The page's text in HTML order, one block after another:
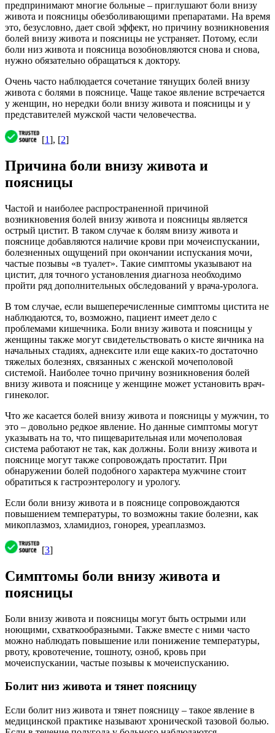
предпринимают многие больные – приглушают боли внизу
живота и поясницы обезболивающими препаратами. На время
это, безусловно, дает свой эффект, но причину возникновения
болей внизу живота и поясницы не устраняет. Потому, если
боли низ живота и поясница возобновляются снова и снова,
нужно обязательно обращаться к доктору.
Очень часто наблюдается сочетание тянущих болей внизу
живота с болями в пояснице. Чаще такое явление встречается
у женщин, но нередки боли внизу живота и поясницы и у
представителей мужской части человечества.
[1], [2]
Причина боли внизу живота и
поясницы
Частой и наиболее распространенной причиной
возникновения болей внизу живота и поясницы является
острый цистит. В таком случае к болям внизу живота и
пояснице добавляются наличие крови при мочеиспускании,
болезненных ощущений при окончании испускания мочи,
частые позывы «в туалет». Такие симптомы указывают на
цистит, для точного установления диагноза необходимо
пройти ряд дополнительных обследований у врача-уролога.
В том случае, если вышеперечисленные симптомы цистита не
наблюдаются, то, возможно, пациент имеет дело с
проблемами кишечника. Боли внизу живота и поясницы у
женщины также могут свидетельствовать о кисте яичника на
начальных стадиях, аднексите или еще каких-то достаточно
тяжелых болезнях, связанных с женской мочеполовой
системой. Наиболее точно причину возникновения болей
внизу живота и пояснице у женщине может установить врач-
гинеколог.
Что же касается болей внизу живота и поясницы у мужчин, то
это – довольно редкое явление. Но данные симптомы могут
указывать на то, что пищеварительная или мочеполовая
система работают не так, как должны. Боли внизу живота и
пояснице могут также сопровождать простатит. При
обнаружении болей подобного характера мужчине стоит
обратиться к гастроэнтерологу и урологу.
Если боли внизу живота и в пояснице сопровождаются
повышением температуры, то возможны такие болезни, как
микоплазмоз, хламидиоз, гонорея, уреаплазмоз.
[3]
Симптомы боли внизу живота и
поясницы
Боли внизу живота и поясницы могут быть острыми или
ноющими, схваткообразными. Также вместе с ними часто
можно наблюдать повышение или понижение температуры,
рвоту, кровотечение, тошноту, озноб, кровь при
мочеиспускании, частые позывы к мочеиспусканию.
Болит низ живота и тянет поясницу
Если болит низ живота и тянет поясницу – такое явление в
медицинской практике называют хронической тазовой болью.